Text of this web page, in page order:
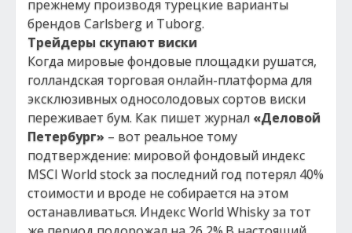
прежнему производя турецкие варианты
брендов Carlsberg и Tuborg.
Трейдеры скупают виски
Когда мировые фондовые площадки рушатся,
голландская торговая онлайн-платформа для
эксклюзивных односолодовых сортов виски
переживает бум. Как пишет журнал «Деловой
Петербург» – вот реальное тому
подтверждение: мировой фондовый индекс
MSCI World stock за последний год потерял 40%
стоимости и вроде не собирается на этом
останавливаться. Индекс World Whisky за тот